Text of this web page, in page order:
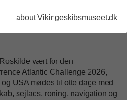
about Vikingeskibsmuseet.dk
vært for den
Atlantic Challenge 2026,
USA mødes til otte dage med
sejlads, roning, navigation og